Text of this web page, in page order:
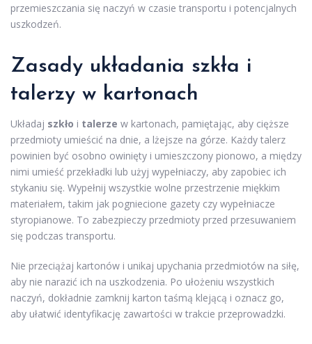
przemieszczania się naczyń w czasie transportu i potencjalnych
uszkodzeń.
Zasady układania szkła i
talerzy w kartonach
Układaj szkło i talerze w kartonach, pamiętając, aby cięższe
przedmioty umieścić na dnie, a lżejsze na górze. Każdy talerz
powinien być osobno owinięty i umieszczony pionowo, a między
nimi umieść przekładki lub użyj wypełniaczy, aby zapobiec ich
stykaniu się. Wypełnij wszystkie wolne przestrzenie miękkim
materiałem, takim jak pogniecione gazety czy wypełniacze
styropianowe. To zabezpieczy przedmioty przed przesuwaniem
się podczas transportu.
Nie przeciążaj kartonów i unikaj upychania przedmiotów na siłę,
aby nie narazić ich na uszkodzenia. Po ułożeniu wszystkich
naczyń, dokładnie zamknij karton taśmą klejącą i oznacz go,
aby ułatwić identyfikację zawartości w trakcie przeprowadzki.